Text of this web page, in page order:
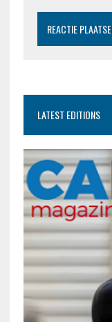
LATEST EDITIONS